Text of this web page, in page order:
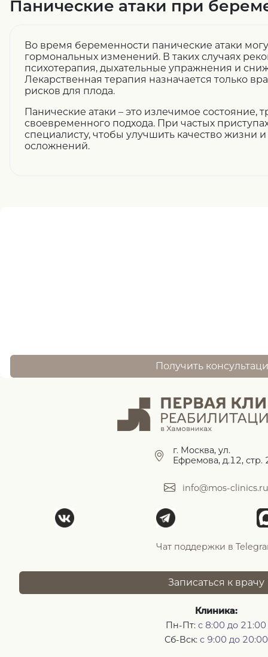
Панические атаки при
Во время беременности панические атаки
гормональных изменений. В таких случаях
психотерапия, дыхательные упражнения и
Лекарственная терапия назначается только
рисков для плода.
Панические атаки – это излечимое
своевременного подхода. При частых
специалисту, чтобы улучшить качество жизни
осложнений.
Получить
г. Москва, ул.
Ефремова, д.12, стр.
info@mos-clinics.ru
Чат поддержки в
Записаться к врачу
Клиника:
Пн-Пт: с 8:00 до 21:00
Сб-Вск: с 9:00 до 20:00